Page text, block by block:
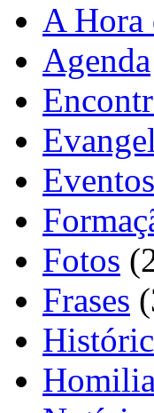
A Hora
Agenda
Eventos
Fotos
Frases
Homilia